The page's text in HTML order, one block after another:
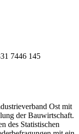
7446 145
Ost mit
der Bauwirtschaft.
des Statistischen